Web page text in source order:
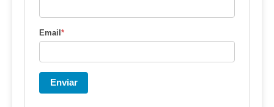
Email*
Enviar